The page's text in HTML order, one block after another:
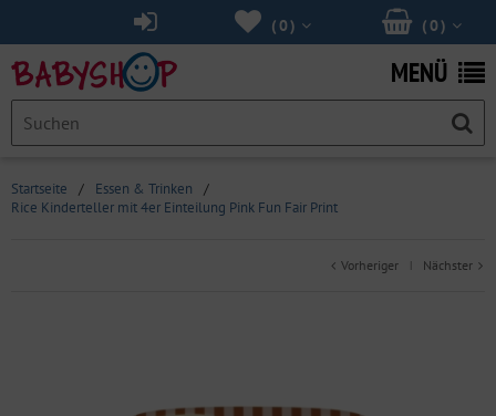
(0 )
(0 )
MENÜ
Startseite / Essen & Trinken
/
Rice Kinderteller mit 4er Einteilung Pink Fun Fair Print
Vorheriger | Nächster